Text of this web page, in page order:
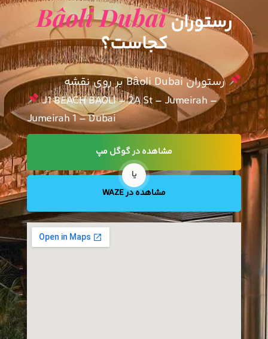
رستورانBâoli Dubai
کجاست؟
رستوران Bâoli Dubai بر روی نقشه
J1 BEACH BAOLI – 2A St – Jumeirah –
Jumeirah 1 – Dubai
مشاهده در گوگل مپ
یا
مشاهده در WAZE